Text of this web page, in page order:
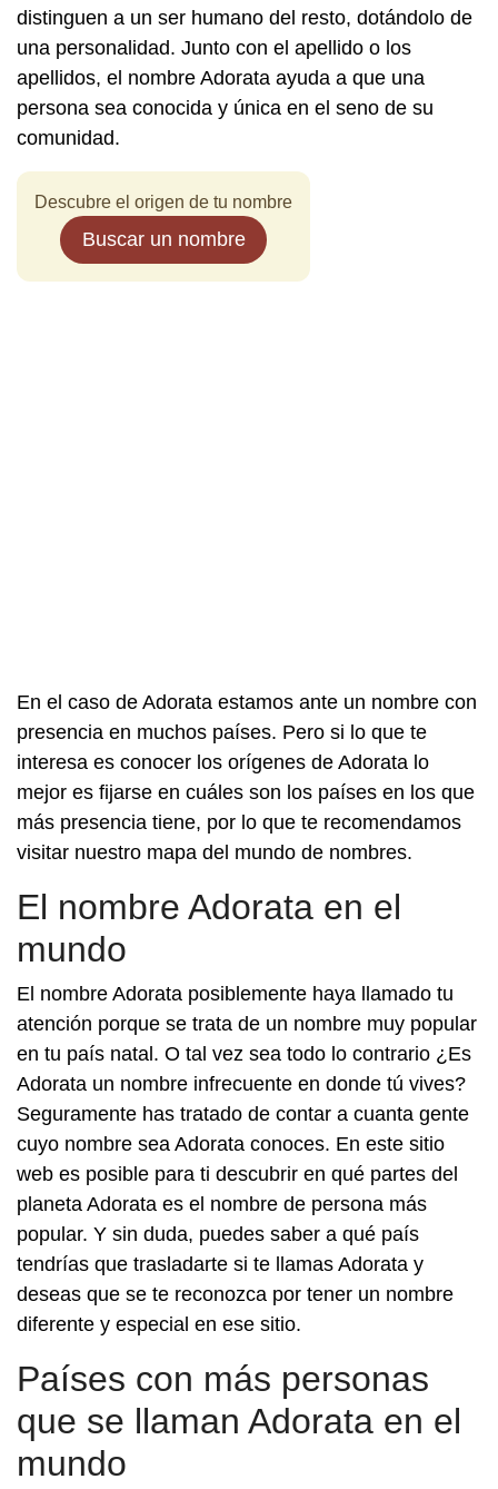
distinguen a un ser humano del resto, dotándolo de
una personalidad. Junto con el apellido o los
apellidos, el nombre Adorata ayuda a que una
persona sea conocida y única en el seno de su
comunidad.
Descubre el origen de tu nombre
Buscar un nombre
En el caso de Adorata estamos ante un nombre con
presencia en muchos países. Pero si lo que te
interesa es conocer los orígenes de Adorata lo
mejor es fijarse en cuáles son los países en los que
más presencia tiene, por lo que te recomendamos
visitar nuestro mapa del mundo de nombres.
El nombre Adorata en el
mundo
El nombre Adorata posiblemente haya llamado tu
atención porque se trata de un nombre muy popular
en tu país natal. O tal vez sea todo lo contrario ¿Es
Adorata un nombre infrecuente en donde tú vives?
Seguramente has tratado de contar a cuanta gente
cuyo nombre sea Adorata conoces. En este sitio
web es posible para ti descubrir en qué partes del
planeta Adorata es el nombre de persona más
popular. Y sin duda, puedes saber a qué país
tendrías que trasladarte si te llamas Adorata y
deseas que se te reconozca por tener un nombre
diferente y especial en ese sitio.
Países con más personas
que se llaman Adorata en el
mundo